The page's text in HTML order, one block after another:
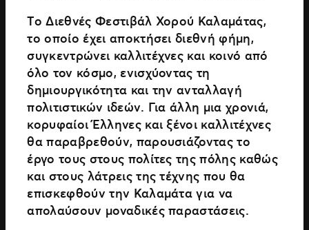
Το Διεθνές Φεστιβάλ Χορού Καλαμάτας,
το οποίο έχει αποκτήσει διεθνή φήμη,
συγκεντρώνει καλλιτέχνες και κοινό από
όλο τον κόσμο, ενισχύοντας τη
δημιουργικότητα και την ανταλλαγή
πολιτιστικών ιδεών. Για άλλη μια χρονιά,
κορυφαίοι Έλληνες και ξένοι καλλιτέχνες
θα παραβρεθούν, παρουσιάζοντας το
έργο τους στους πολίτες της πόλης καθώς
και στους λάτρεις της τέχνης που θα
επισκεφθούν την Καλαμάτα για να
απολαύσουν μοναδικές παραστάσεις.